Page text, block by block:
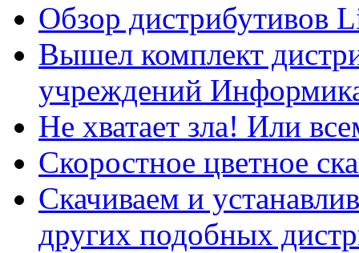
Обзор дистрибутивов
Вышел комплект
учреждений
Не хватает зла! Или
Скоростное цветное
Скачиваем и
других подобных